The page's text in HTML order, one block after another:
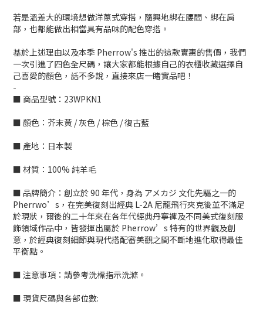
若是溫差大的環境想做洋蔥式穿搭，隨興地綁在腰間、綁在肩
部，也都能做出相當具有品味的配色穿搭。
基於上述理由以及本季 Pherrow's 推出的這款實惠的售價，我們
一次引進了四色全尺碼，讓大家都能根據自己的衣櫃收藏選擇自
己喜愛的顏色，話不多說，直接來店一睹實品吧！
-
■ 商品型號：23WPKN1
■ 顏色：芥末黃 / 灰色 / 棕色 / 復古藍
■ 產地：日本製
■ 材質：100% 純羊毛
■ 品牌簡介：創立於 90 年代，身為 アメカジ 文化先驅之一的
Pherrwo’s，在完美復刻出經典 L-2A 尼龍飛行夾克後並不滿足
於現狀，爾後的二十年來在各年代經典丹寧褲及不同美式復刻服
飾領域作品中，皆發揮出屬於 Pherrow’s 特有的世界觀及創
意，於經典復刻細節與現代搭配審美觀之間不斷地進化取得最佳
平衡點。
■ 注意事項：請參考洗標指示洗滌。
■ 現貨尺碼與各部位數: